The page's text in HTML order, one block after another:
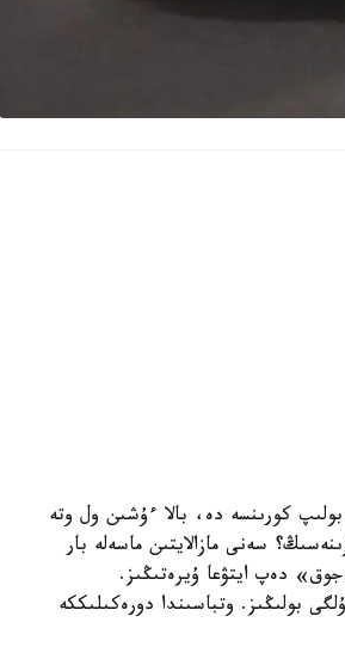
كورىنسە دە، بالا ءۇشىن ول وتە
سەنى مازالايتىن ماسەلە بار
دەپ ايتۋعا ۇيرەتىڭىز.
بولىڭىز. وتباسىندا دورەكىلىككە